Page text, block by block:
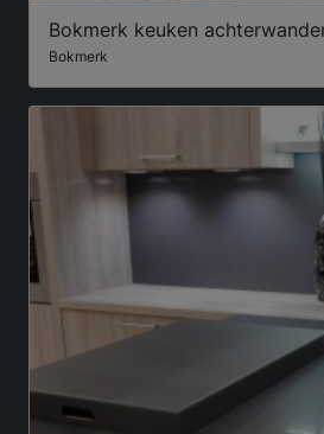
Bokmerk keuken
Bokmerk